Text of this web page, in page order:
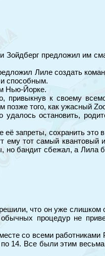
Зойдберг предложил им
Лиле создать
и способным.
Нью-Йорке.
привыкнув к своему
позже того, как ужасный
удалось остановить,
запреты, сохранить это
ему тот самый квантовый
но бандит сбежал, а Лила
что он уже слишком
процедур не
со всеми
14. Все были этим